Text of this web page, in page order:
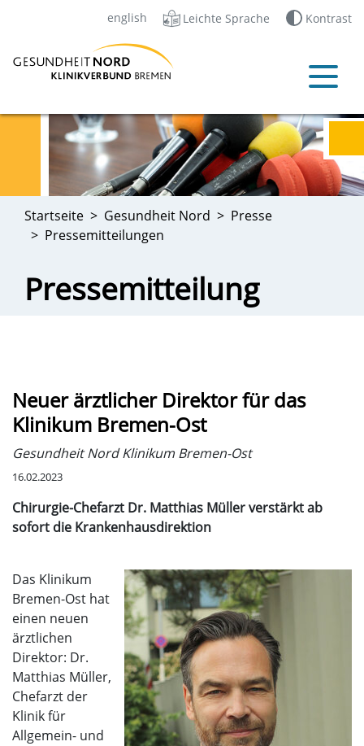
english Leichte Sprache Kontrast
Startseite Gesundheit Nord
Presse
Pressemitteilungen
Pressemitteilung
Neuer ärztlicher Direktor für das
Klinikum Bremen-Ost
Gesundheit Nord Klinikum Bremen-Ost
16.02.2023
Chirurgie-Chefarzt Dr. Matthias Müller verstärkt ab
sofort die Krankenhausdirektion
Das Klinikum
Bremen-Ost hat
einen neuen
ärztlichen
Direktor: Dr.
Matthias Müller,
Chefarzt der
Klinik für
Allgemein- und